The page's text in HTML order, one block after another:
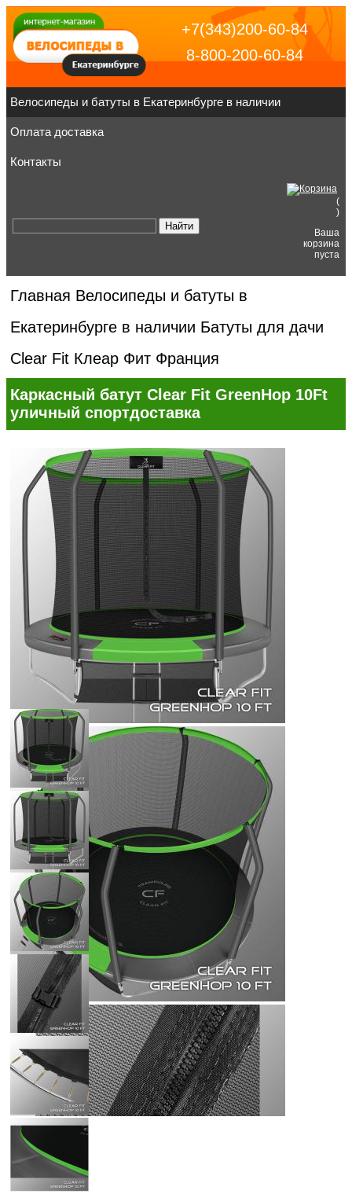
+7(343)200-60-84
8-800-200-60-84
Велосипеды и батуты в Екатеринбурге в наличии
Оплата доставка
Контакты
(
)
Ваша
корзина
пуста
Главная Велосипеды и батуты в
Екатеринбурге в наличии Батуты для дачи
Clear Fit Клеар Фит Франция
Каркасный батут Clear Fit GreenHop 10Ft
уличный спортдоставка